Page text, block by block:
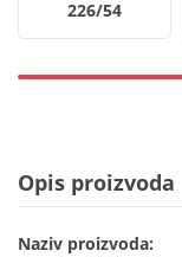
226/54
Opis proizvoda
Naziv proizvoda: